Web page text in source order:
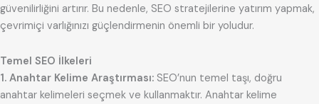
güvenilirliğini artırır. Bu nedenle, SEO stratejilerine yatırım yapmak,
çevrimiçi varlığınızı güçlendirmenin önemli bir yoludur.
Temel SEO İlkeleri
1. Anahtar Kelime Araştırması: SEO’nun temel taşı, doğru
anahtar kelimeleri seçmek ve kullanmaktır. Anahtar kelime